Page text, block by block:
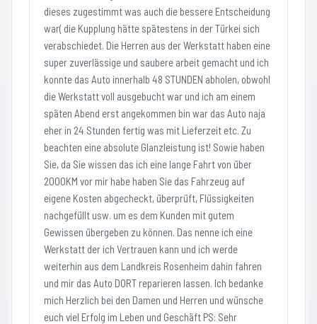
dieses zugestimmt was auch die bessere Entscheidung
war( die Kupplung hätte spätestens in der Türkei sich
verabschiedet. Die Herren aus der Werkstatt haben eine
super zuverlässige und saubere arbeit gemacht und ich
konnte das Auto innerhalb 48 STUNDEN abholen, obwohl
die Werkstatt voll ausgebucht war und ich am einem
späten Abend erst angekommen bin war das Auto naja
eher in 24 Stunden fertig was mit Lieferzeit etc. Zu
beachten eine absolute Glanzleistung ist! Sowie haben
Sie, da Sie wissen das ich eine lange Fahrt von über
2000KM vor mir habe haben Sie das Fahrzeug auf
eigene Kosten abgecheckt, überprüft, Flüssigkeiten
nachgefüllt usw. um es dem Kunden mit gutem
Gewissen übergeben zu können. Das nenne ich eine
Werkstatt der ich Vertrauen kann und ich werde
weiterhin aus dem Landkreis Rosenheim dahin fahren
und mir das Auto DORT reparieren lassen. Ich bedanke
mich Herzlich bei den Damen und Herren und wünsche
euch viel Erfolg im Leben und Geschäft PS: Sehr